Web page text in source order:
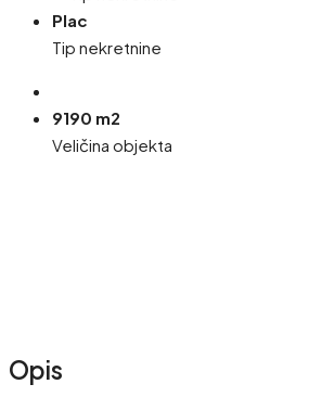
Plac
Tip nekretnine
9190 m2
Veličina objekta
Opis